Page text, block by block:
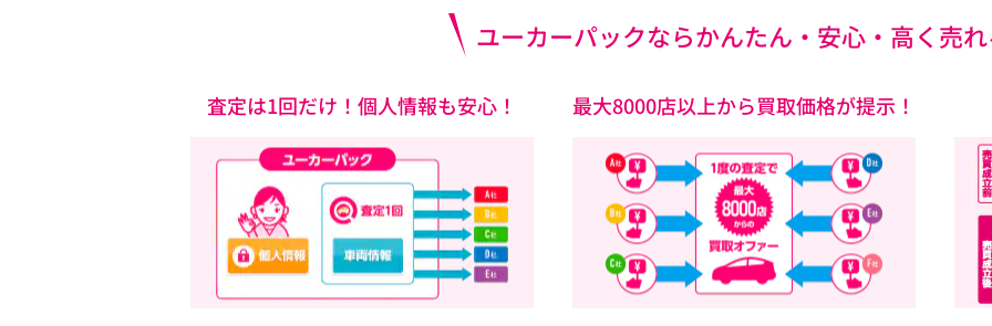
ユーカーパックならかんたん・安心・高く売れ
査定は1回だけ！個人情報も安心！ 最大8000店以上から買取価格が提示！